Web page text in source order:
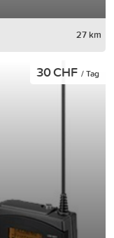
27 km
30 CHF / Tag